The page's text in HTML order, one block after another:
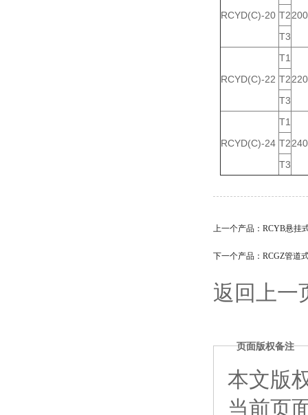
RCYD(C)-20 T2
T3
RCYD(C)-22
T1
T2
T3
RCYD(C)-24
T1
T2
T3
上一个产品： RCYB悬挂
下一个产品： RCGZ管道
返回上一
页面版权备注
本文版
当前页